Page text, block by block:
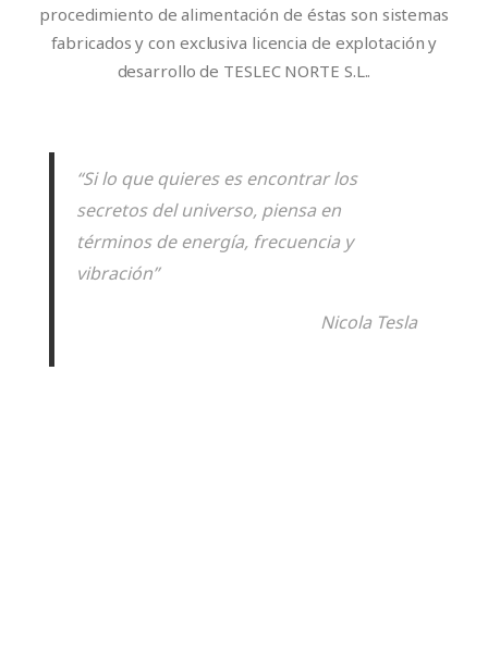
procedimiento de alimentación de éstas son sistemas
fabricados y con exclusiva licencia de explotación y
desarrollo de TESLEC NORTE S.L..
“Si lo que quieres es encontrar los
secretos del universo, piensa en
términos de energía, frecuencia y
vibración”
Nicola Tesla